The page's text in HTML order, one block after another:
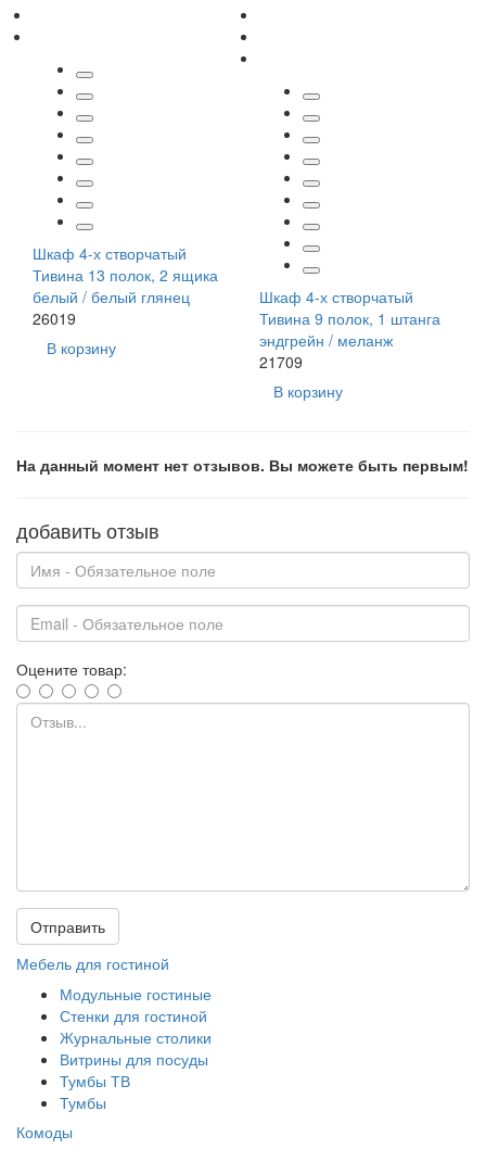
Шкаф 4-х створчатый
Тивина 13 полок, 2 ящика
белый / белый глянец
26019
В корзину
Шкаф 4-х створчатый
Тивина 9 полок, 1 штанга
эндгрейн / меланж
21709
В корзину
На данный момент нет отзывов. Вы можете быть первым!
добавить отзыв
Оцените товар:
Отправить
Мебель для гостиной
Модульные гостиные
Стенки для гостиной
Журнальные столики
Витрины для посуды
Тумбы ТВ
Тумбы
Комоды